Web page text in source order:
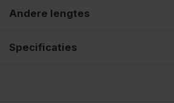
Andere lengtes
Specificaties